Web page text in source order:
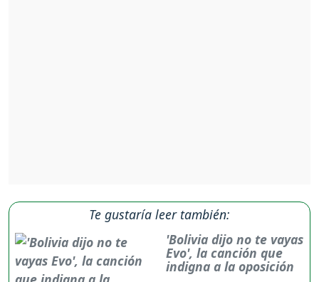
Te gustaría leer también:
'Bolivia dijo no te vayas
Evo', la canción que
indigna a la oposición